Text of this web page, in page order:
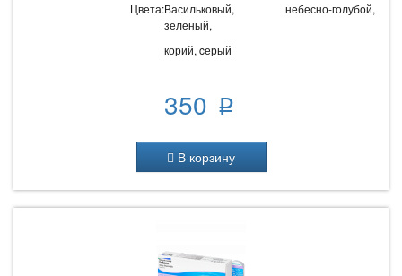
Цвета:Васильковый, небесно-голубой,
зеленый,
корий, cерый
350 p
В корзину